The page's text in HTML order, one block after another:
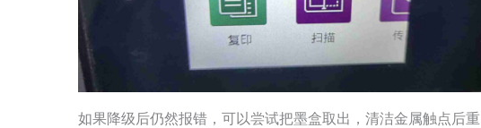
如果降级后仍然报错，可以尝试把墨盒取出，清洁金属触点后重